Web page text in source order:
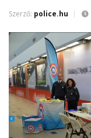
Szerző: police.hu